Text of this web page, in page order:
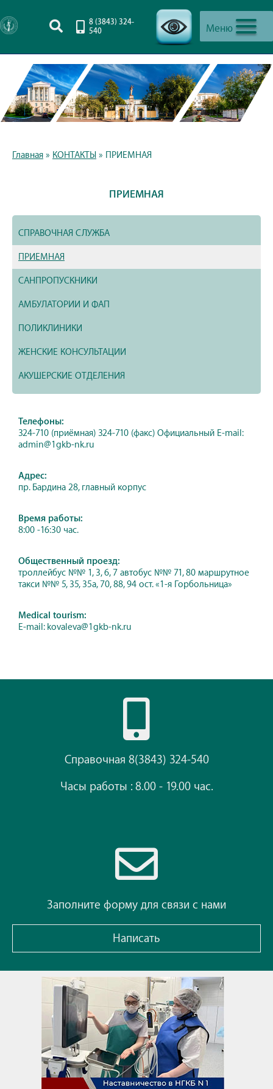
Меню
8 (3843) 324-
540
Главная » КОНТАКТЫ » ПРИЕМНАЯ
ПРИЕМНАЯ
СПРАВОЧНАЯ СЛУЖБА
ПРИЕМНАЯ
САНПРОПУСКНИКИ
АМБУЛАТОРИИ И ФАП
ПОЛИКЛИНИКИ
ЖЕНСКИЕ КОНСУЛЬТАЦИИ
АКУШЕРСКИЕ ОТДЕЛЕНИЯ
Телефоны:
324-710 (приёмная) 324-710 (факс) Официальный E-mail:
admin@1gkb-nk.ru
Адрес:
пр. Бардина 28, главный корпус
Время работы:
8:00 -16:30 час.
Общественный проезд:
троллейбус №№ 1, 3, 6, 7 автобус №№ 71, 80 маршрутное
такси №№ 5, 35, 35а, 70, 88, 94 ост. «1-я Горбольница»
Medical tourism:
E-mail: kovaleva@1gkb-nk.ru
Справочная 8(3843) 324-540
Часы работы : 8.00 - 19.00 час.
Заполните форму для связи с нами
Написать